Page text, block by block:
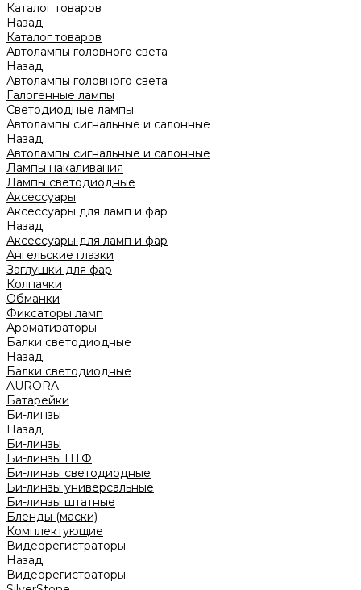
Каталог товаров
Назад
Каталог товаров
Автолампы головного света
Назад
Автолампы головного света
Галогенные лампы
Светодиодные лампы
Автолампы сигнальные и салонные
Назад
Автолампы сигнальные и салонные
Лампы накаливания
Лампы светодиодные
Аксессуары
Аксессуары для ламп и фар
Назад
Аксессуары для ламп и фар
Ангельские глазки
Заглушки для фар
Колпачки
Обманки
Фиксаторы ламп
Ароматизаторы
Балки светодиодные
Назад
Балки светодиодные
AURORA
Батарейки
Би-линзы
Назад
Би-линзы
Би-линзы ПТФ
Би-линзы светодиодные
Би-линзы универсальные
Би-линзы штатные
Бленды (маски)
Комплектующие
Видеорегистраторы
Назад
Видеорегистраторы